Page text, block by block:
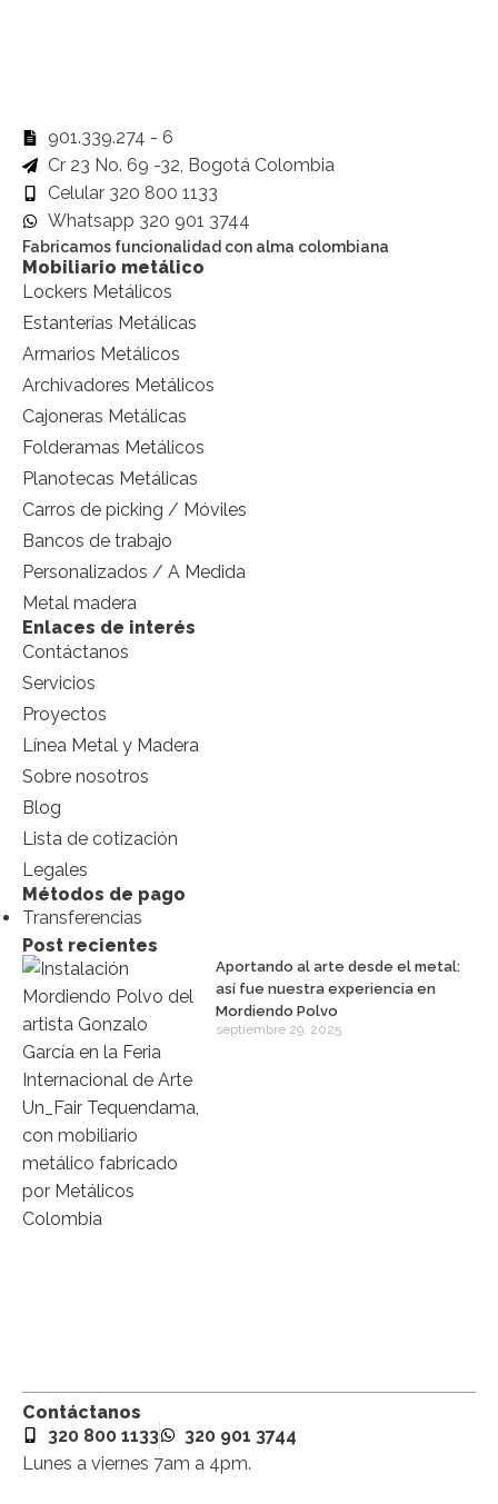
901.339.274 - 6
Cr 23 No. 69 -32, Bogotá Colombia
Celular 320 800 1133
Whatsapp 320 901 3744
Fabricamos funcionalidad con alma colombiana
Mobiliario metálico
Lockers Metálicos
Estanterías Metálicas
Armarios Metálicos
Archivadores Metálicos
Cajoneras Metálicas
Folderamas Metálicos
Planotecas Metálicas
Carros de picking / Móviles
Bancos de trabajo
Personalizados / A Medida
Metal madera
Enlaces de interés
Contáctanos
Servicios
Proyectos
Línea Metal y Madera
Sobre nosotros
Blog
Lista de cotización
Legales
Métodos de pago
Transferencias
Post recientes
Aportando al arte desde el metal:
así fue nuestra experiencia en
Mordiendo Polvo
septiembre 29, 2025
Contáctanos
320 800 1133
320 901 3744
Lunes a viernes 7am a 4pm.